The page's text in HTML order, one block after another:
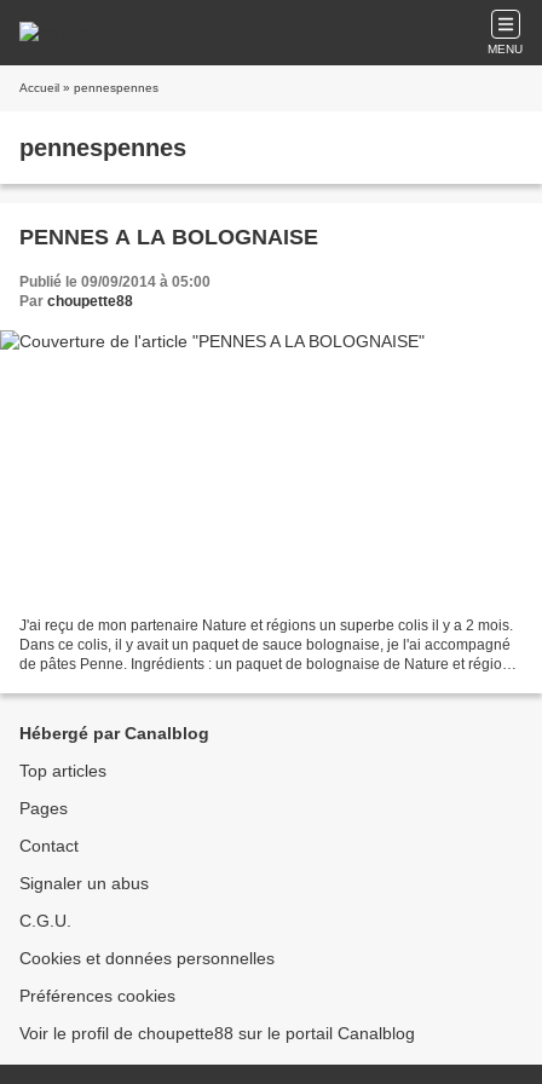
MENU
Accueil » pennespennes
pennespennes
PENNES A LA BOLOGNAISE
Publié le 09/09/2014 à 05:00
Par choupette88
J'ai reçu de mon partenaire Nature et régions un superbe colis il y a 2 mois.
Dans ce colis, il y avait un paquet de sauce bolognaise, je l'ai accompagné
de pâtes Penne. Ingrédients : un paquet de bolognaise de Nature et régions
Hébergé par Canalblog
Top articles
Pages
Contact
Signaler un abus
C.G.U.
Cookies et données personnelles
Préférences cookies
Voir le profil de choupette88 sur le portail Canalblog